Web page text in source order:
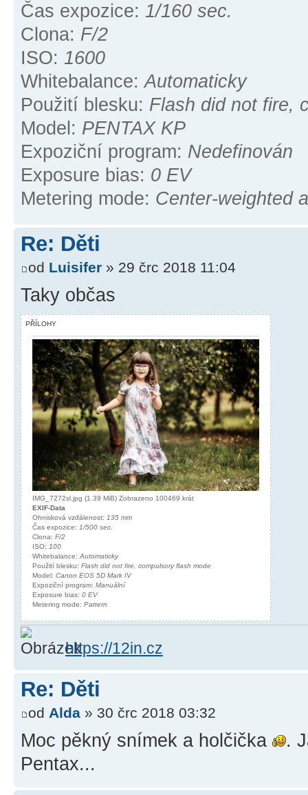
Čas expozice: 1/160 sec.
Clona: F/2
ISO: 1600
Whitebalance:Automaticky
Použití blesku: Flash did not fire,
Model: PENTAX KP
Expoziční program: Nedefinován
Exposure bias: 0 EV
Metering mode: Center-weighted
Re: Děti
od Luisifer » 29 črc 2018 11:04
Taky občas
PŘÍLOHY
IMG_7272sl.jpg (1.39 MiB) Zobrazeno 100469 krát
EXIF-Data
Ohnisková vzdálenost: 135 mm
Čas expozice: 1/500 sec.
Clona: F/2
ISO: 100
Whitebalance: Automaticky
Použití blesku: Flash did not fire, compulsory flash mode
Model: Canon EOS 5D Mark IV
Expoziční program: Manuální
Exposure bias: 0 EV
Metering mode: Pattern
https://12in.cz
Re: Děti
od Alda » 30 črc 2018 03:32
Moc pěkný snímek a holčička
.
Pentax...